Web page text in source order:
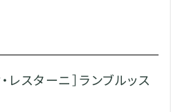
・レスターニ］ランブルッス